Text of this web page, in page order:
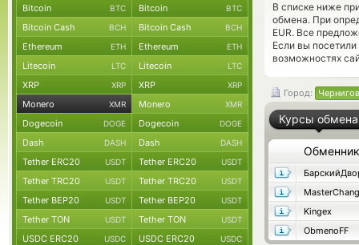
В списке ниже
обмена. При
EUR. Все
Если вы
возможностях
Город: Чернигов
Курсы обмена
Обменник
Kingex
ObmenoFF
Bitcoin BTC Bitcoin BTC
Bitcoin Cash BCH Bitcoin Cash BCH
Ethereum ETH Ethereum ETH
Litecoin LTC Litecoin LTC
XRP XRP XRP XRP
Monero XMR Monero XMR
Dogecoin DOGE Dogecoin DOGE
Dash DASH Dash DASH
Tether ERC20 USDT Tether ERC20 USDT
Tether TRC20 USDT Tether TRC20 USDT
Tether BEP20 USDT Tether BEP20 USDT
Tether TON USDT Tether TON USDT
USDC ERC20 USDC USDC ERC20 USDC